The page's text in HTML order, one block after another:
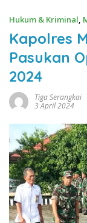
Hukum & Kriminal,
Kapolres
Pasukan
2024
Tiga Serangkai
3 April 2024